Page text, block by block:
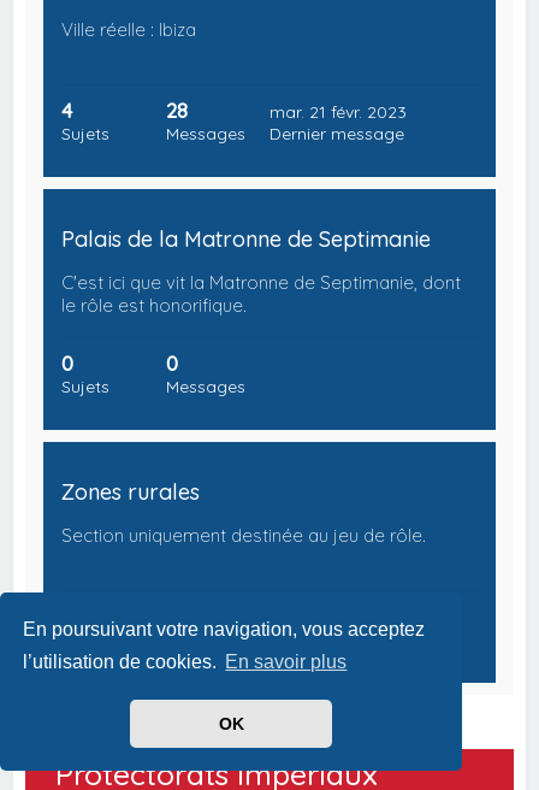
En poursuivant votre navigation, vous acceptez
l’utilisation de cookies. En savoir plus
OK
Ville réelle : Ibiza
4
Sujets
28
Messages
mar. 21 févr. 2023
Dernier message
Palais de la Matronne de Septimanie
C'est ici que vit la Matronne de Septimanie, dont
le rôle est honorifique.
0
Sujets
0
Messages
Zones rurales
Section uniquement destinée au jeu de rôle.
Sujets Messages
Protectorats Impériaux